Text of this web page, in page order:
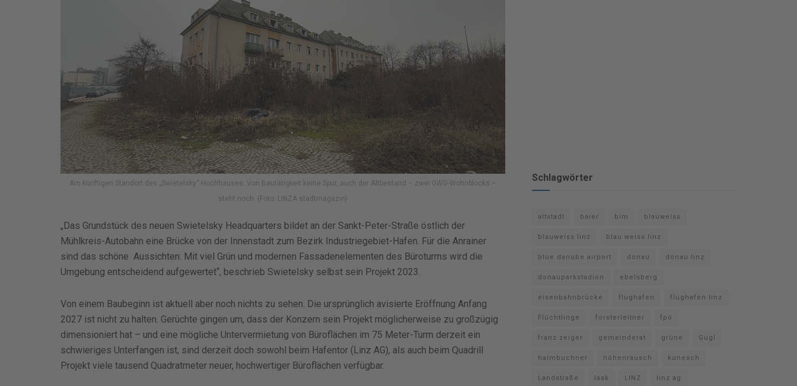
Am künftigen Standort des „Swietelsky“-Hochhauses: Von Bautätigkeit keine Spur, auch der Altbestand – zwei GWG-Wohnblocks –
steht noch. (Foto: LINZA stadtmagazin)
„Das Grundstück des neuen Swietelsky Headquarters bildet an der Sankt-Peter-Straße östlich der
Mühlkreis-Autobahn eine Brücke von der Innenstadt zum Bezirk Industriegebiet-Hafen. Für die Anrainer
sind das schöne Aussichten: Mit viel Grün und modernen Fassadenelementen des Büroturms wird die
Umgebung entscheidend aufgewertet“, beschrieb Swietelsky selbst sein Projekt 2023.
Von einem Baubeginn ist aktuell aber noch nichts zu sehen. Die ursprünglich avisierte Eröffnung Anfang
2027 ist nicht zu halten. Gerüchte gingen um, dass der Konzern sein Projekt möglicherweise zu großzügig
dimensioniert hat – und eine mögliche Untervermietung von Büroflächen im 75 Meter-Turm derzeit ein
schwieriges Unterfangen ist, sind derzeit doch sowohl beim Hafentor (Linz AG), als auch beim Quadrill
Projekt viele tausend Quadratmeter neuer, hochwertiger Büroflächen verfügbar.
Schlagwörter
altstadt baier bim blauweiss
blauweiss linz blau weiss linz
blue danube airport donau donau linz
donauparkstadion ebelsberg
eisenbahnbrücke flughafen flughafen linz
Flüchtlinge forsterleitner fpö
franz zeiger gemeinderat grüne Gugl
haimbuchner höhenrausch kunesch
Landstraße lask LINZ linz ag